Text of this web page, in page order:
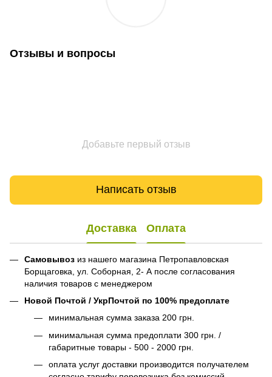
Отзывы и вопросы
Добавьте первый отзыв
Написать отзыв
Доставка Оплата
Самовывоз из нашего магазина Петропавловская
Борщаговка, ул. Соборная, 2- А после согласования
наличия товаров с менеджером
Новой Почтой / УкрПочтой по 100% предоплате
минимальная сумма заказа 200 грн.
минимальная сумма предоплати 300 грн. /
габаритные товары - 500 - 2000 грн.
оплата услуг доставки производится получателем